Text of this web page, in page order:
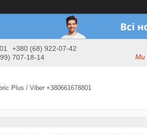
+380 (68) 922-07-42
707-18-14
Ми
Plus / Viber +380661678801